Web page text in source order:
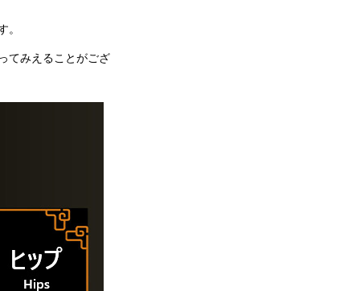
。
てみえることがござ